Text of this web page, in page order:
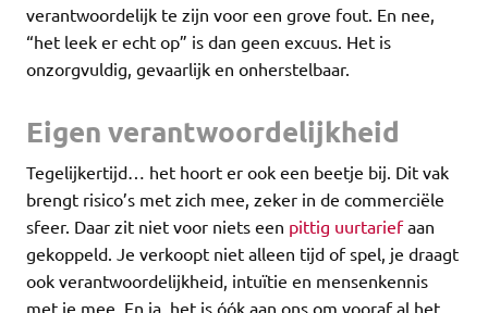
verantwoordelijk te zijn voor een grove fout. En nee,
“het leek er echt op” is dan geen excuus. Het is
onzorgvuldig, gevaarlijk en onherstelbaar.
Eigen verantwoordelijkheid
Tegelijkertijd… het hoort er ook een beetje bij. Dit vak
brengt risico’s met zich mee, zeker in de commerciële
sfeer. Daar zit niet voor niets een pittig uurtariefaan
gekoppeld. Je verkoopt niet alleen tijd of spel, je draagt
ook verantwoordelijkheid, intuïtie en mensenkennis
met je mee. En ja, het is óók aan ons om vooraf al het